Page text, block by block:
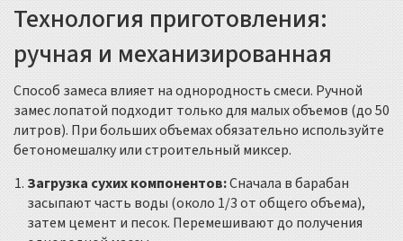
Технология приготовления:
ручная и механизированная
Способ замеса влияет на однородность смеси. Ручной
замес лопатой подходит только для малых объемов (до 50
литров). При больших объемах обязательно используйте
бетономешалку или строительный миксер.
Загрузка сухих компонентов:Сначала в барабан
засыпают часть воды (около 1/3 от общего объема),
затем цемент и песок. Перемешивают до получения